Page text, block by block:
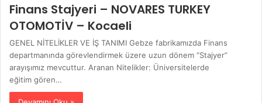
Finans Stajyeri – NOVARES TURKEY
OTOMOTİV – Kocaeli
GENEL NİTELİKLER VE İŞ TANIMI Gebze fabrikamızda Finans
departmanında görevlendirmek üzere uzun dönem “Stajyer”
arayışımız mevcuttur. Aranan Nitelikler: Üniversitelerde
eğitim gören…